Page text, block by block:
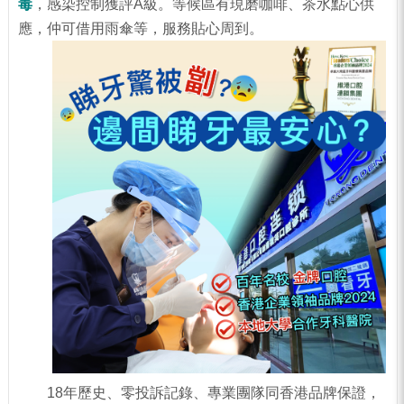
毒，感染控制獲評A級。等候區有現磨咖啡、茶水點心供
應，仲可借用雨傘等，服務貼心周到。
18年歷史、零投訴記錄、專業團隊同香港品牌保證，